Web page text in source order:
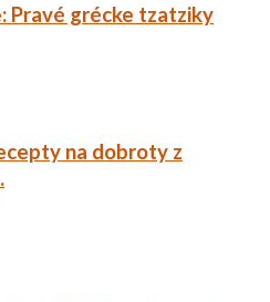
Pravé grécke tzatziky
na dobroty z